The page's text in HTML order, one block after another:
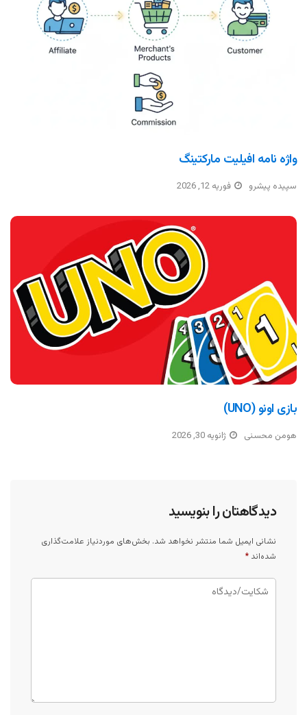
واژه نامه افیلیت مارکتینگ
سپیده پیشرو فوریه 12, 2026
بازی اونو (UNO)
هومن محسنی ژانویه 30, 2026
دیدگاهتان را بنویسید
نشانی ایمیل شما منتشر نخواهد شد. بخش‌های موردنیاز علامت‌گذاری
شده‌اند *